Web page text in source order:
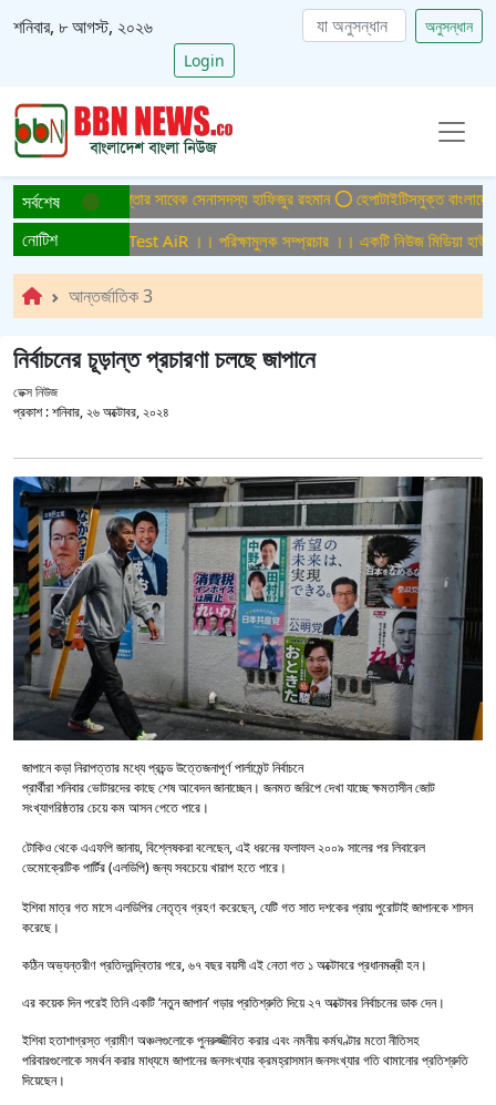
শনিবার, ৮ আগস্ট, ২০২৬
অনুসন্ধান
Login
সর্বশেষফের গ্রেপ্তার সাবেক সেনাসদস্য হাফিজুর রহমান হেপাটাইটিসমুক্ত বাংলাদেশ
নোটিশ
সম্প্রচার ।। Test AiR ।। পরিক্ষামুলক সম্প্রচার ।। একটি নিউজ মিডিয়া
আন্তর্জাতিক 3
নির্বাচনের চূড়ান্ত প্রচারণা চলছে জাপানে
ডেক্স নিউজ
প্রকাশ :শনিবার, ২৬ অক্টোবর, ২০২৪
জাপানে কড়া নিরাপত্তার মধ্যে প্রচন্ড উত্তেজনাপূর্ণ পার্লামেন্ট নির্বাচনে
প্রার্থীরা শনিবার ভোটারদের কাছে শেষ আবেদন জানাচ্ছেন। জনমত জরিপে দেখা যাচ্ছে ক্ষমতাসীন জোট
সংখ্যাগরিষ্ঠতার চেয়ে কম আসন পেতে পারে।
টোকিও থেকে এএফপি জানায়, বিশ্লেষকরা বলেছেন, এই ধরনের ফলাফল ২০০৯ সালের পর লিবারেল
ডেমোক্রেটিক পার্টির (এলডিপি) জন্য সবচেয়ে খারাপ হতে পারে।
ইশিবা মাত্র গত মাসে এলডিপির নেতৃত্ব গ্রহণ করেছেন, যেটি গত সাত দশকের প্রায় পুরোটাই জাপানকে শাসন
করেছে।
কঠিন অভ্যন্তরীণ প্রতিদ্বন্দ্বিতার পরে, ৬৭ বছর বয়সী এই নেতা গত ১ অক্টোবরে প্রধানমন্ত্রী হন।
এর কয়েক দিন পরেই তিনি একটি ‘নতুন জাপান’ গড়ার প্রতিশ্রুতি দিয়ে ২৭ অক্টোবর নির্বাচনের ডাক দেন।
ইশিবা হতাশাগ্রস্ত গ্রামীণ অঞ্চলগুলোকে পুনরুজ্জীবিত করার এবং নমনীয় কর্মঘণ্টার মতো নীতিসহ
পরিবারগুলোকে সমর্থন করার মাধ্যমে জাপানের জনসংখ্যার ক্রমহ্রাসমান জনসংখ্যার গতি থামানোর প্রতিশ্রুতি
দিয়েছেন।